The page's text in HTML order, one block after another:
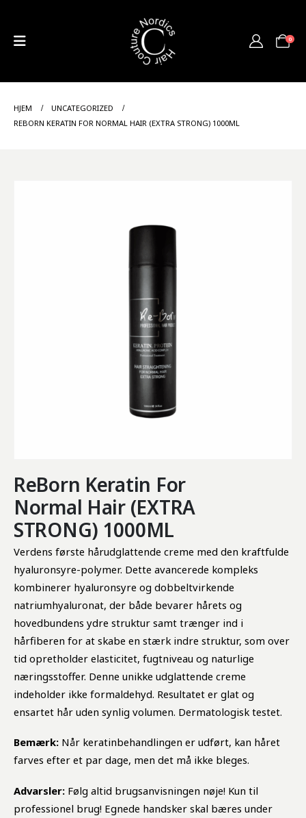
0
HJEM
UNCATEGORIZED
REBORN KERATIN FOR NORMAL HAIR (EXTRA STRONG) 1000ML
ReBorn Keratin For
Normal Hair (EXTRA
STRONG) 1000ML
Verdens første hårudglattende creme med den kraftfulde
hyaluronsyre-polymer. Dette avancerede kompleks
kombinerer hyaluronsyre og dobbeltvirkende
natriumhyaluronat, der både bevarer hårets og
hovedbundens ydre struktur samt trænger ind i
hårfiberen for at skabe en stærk indre struktur, som over
tid opretholder elasticitet, fugtniveau og naturlige
næringsstoffer. Denne unikke udglattende creme
indeholder ikke formaldehyd. Resultatet er glat og
ensartet hår uden synlig volumen. Dermatologisk testet.
Bemærk: Når keratinbehandlingen er udført, kan håret
farves efter et par dage, men det må ikke bleges.
Advarsler: Følg altid brugsanvisningen nøje! Kun til
professionel brug! Egnede handsker skal bæres under